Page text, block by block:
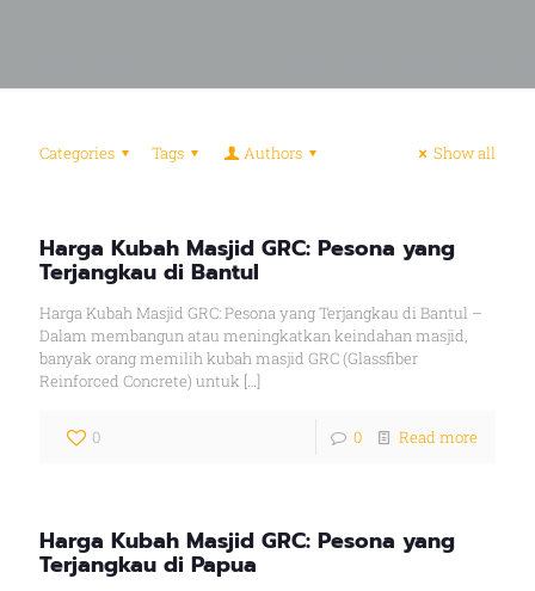
Categories Tags Authors Show all
Harga Kubah Masjid GRC: Pesona yang
Terjangkau di Bantul
Harga Kubah Masjid GRC: Pesona yang Terjangkau di Bantul –
Dalam membangun atau meningkatkan keindahan masjid,
banyak orang memilih kubah masjid GRC (Glassfiber
Reinforced Concrete) untuk […]
0 0 Read more
Harga Kubah Masjid GRC: Pesona yang
Terjangkau di Papua